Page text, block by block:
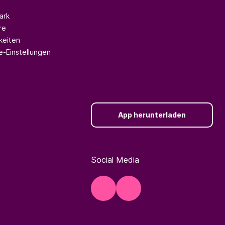
Einstellungen
App herunterladen
Social Media